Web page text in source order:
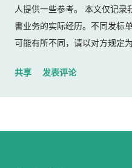
人提供一些参考。 本文仅记录
書业务的实际经历。不同发标
可能有所不同，请以对方规定
入札仕様書 名片 当时我认为这
共享 发表评论